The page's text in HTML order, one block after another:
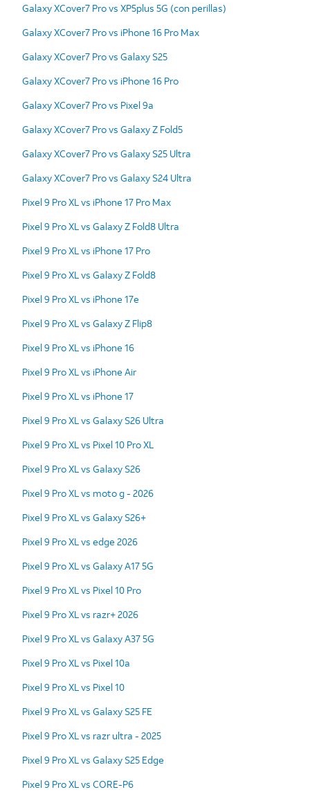
Galaxy XCover7 Pro vs XP5plus 5G (con perillas)
Galaxy XCover7 Pro vs iPhone 16 Pro Max
Galaxy XCover7 Pro vs Galaxy S25
Galaxy XCover7 Pro vs iPhone 16 Pro
Galaxy XCover7 Pro vs Pixel 9a
Galaxy XCover7 Pro vs Galaxy Z Fold5
Galaxy XCover7 Pro vs Galaxy S25 Ultra
Galaxy XCover7 Pro vs Galaxy S24 Ultra
Pixel 9 Pro XL vs iPhone 17 Pro Max
Pixel 9 Pro XL vs Galaxy Z Fold8 Ultra
Pixel 9 Pro XL vs iPhone 17 Pro
Pixel 9 Pro XL vs Galaxy Z Fold8
Pixel 9 Pro XL vs iPhone 17e
Pixel 9 Pro XL vs Galaxy Z Flip8
Pixel 9 Pro XL vs iPhone 16
Pixel 9 Pro XL vs iPhone Air
Pixel 9 Pro XL vs iPhone 17
Pixel 9 Pro XL vs Galaxy S26 Ultra
Pixel 9 Pro XL vs Pixel 10 Pro XL
Pixel 9 Pro XL vs Galaxy S26
Pixel 9 Pro XL vs moto g - 2026
Pixel 9 Pro XL vs Galaxy S26+
Pixel 9 Pro XL vs edge 2026
Pixel 9 Pro XL vs Galaxy A17 5G
Pixel 9 Pro XL vs Pixel 10 Pro
Pixel 9 Pro XL vs razr+ 2026
Pixel 9 Pro XL vs Galaxy A37 5G
Pixel 9 Pro XL vs Pixel 10a
Pixel 9 Pro XL vs Pixel 10
Pixel 9 Pro XL vs Galaxy S25 FE
Pixel 9 Pro XL vs razr ultra - 2025
Pixel 9 Pro XL vs Galaxy S25 Edge
Pixel 9 Pro XL vs CORE-P6